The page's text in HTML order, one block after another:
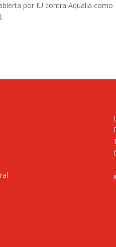
por IU contra Aqualia como